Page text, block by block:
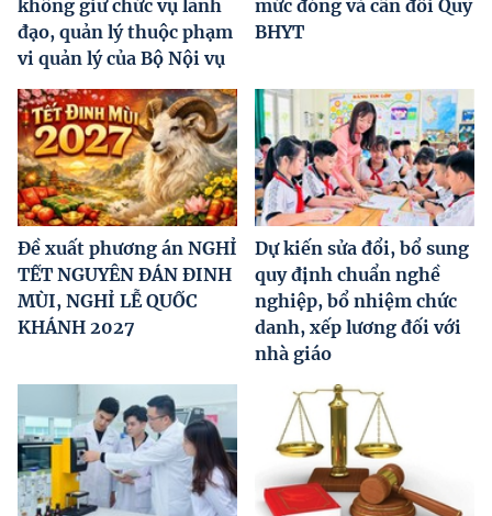
không giữ chức vụ lãnh
đạo, quản lý thuộc phạm
vi quản lý của Bộ Nội vụ
mức đóng và cân đối Quỹ
BHYT
Đề xuất phương án NGHỈ
TẾT NGUYÊN ĐÁN ĐINH
MÙI, NGHỈ LỄ QUỐC
KHÁNH 2027
Dự kiến sửa đổi, bổ sung
quy định chuẩn nghề
nghiệp, bổ nhiệm chức
danh, xếp lương đối với
nhà giáo